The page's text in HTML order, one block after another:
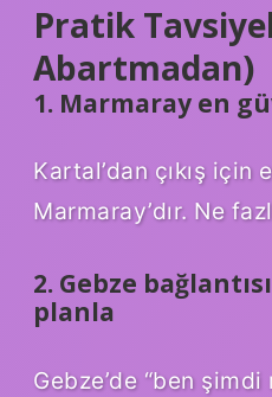
Pratik
Abartmadan)
1. Marmaray en
Kartal’dan çıkış
Marmaray’dır. Ne
2. Gebze
planla
Gebze’de “ben şimdi